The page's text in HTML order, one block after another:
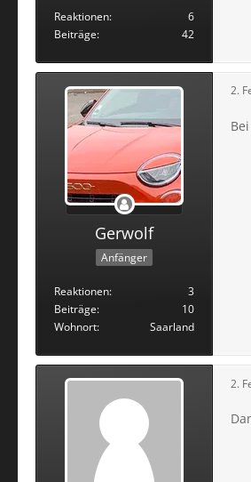
Reaktionen
6
Beiträge
42
Gerwolf
Anfänger
Reaktionen
3
Beiträge
10
Wohnort
Saarland
2.
2.